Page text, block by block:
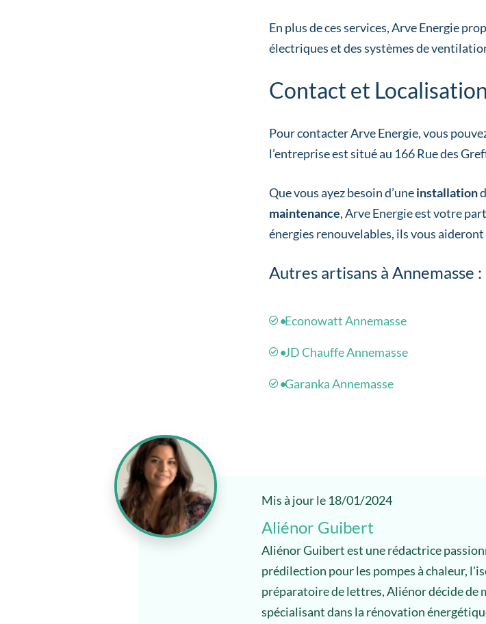
En plus de ces services, Arve Energie
électriques et des systèmes de
Contact et Localisation
Pour contacter Arve Energie, vous
l’entreprise est situé au 166 Rue des
Que vous ayez besoin d’uneinstallation
maintenance, Arve Energie est votre
énergies renouvelables, ils vous
Autres artisans à Annemasse :
Econowatt Annemasse
JD Chauffe Annemasse
Garanka Annemasse
Mis à jour le 18/01/2024
Aliénor Guibert
Aliénor Guibert est une rédactrice
prédilection pour les pompes à chaleur,
préparatoire de lettres, Aliénor décide
spécialisant dans la rénovation